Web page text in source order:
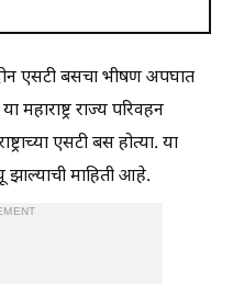
एसटी बसचा भीषण अपघात
महाराष्ट्र राज्य परिवहन
एसटी बस होत्या. या
माहिती आहे.